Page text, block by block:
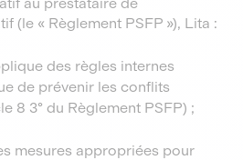
(le « Règlement PSFP »), Lita :
des règles internes
de prévenir les conflits
8 3° du Règlement PSFP) ;
mesures appropriées pour